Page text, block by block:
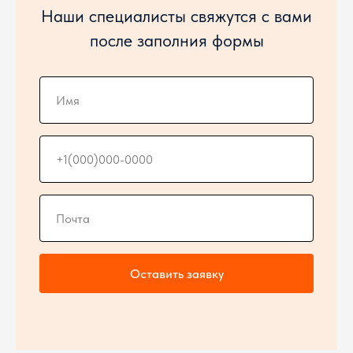
Наши специалисты свяжутся с вами
после заполния формы
Оставить заявку